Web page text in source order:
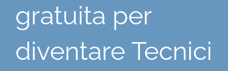
gratuita per
diventare Tecnici